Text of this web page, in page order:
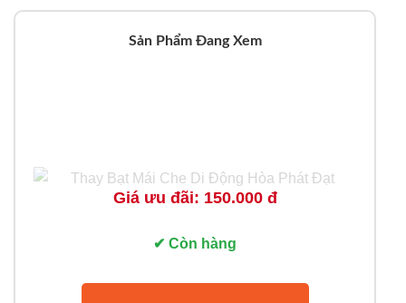
Sản Phẩm Đang Xem
Giá ưu đãi: 150.000 đ
✔ Còn hàng